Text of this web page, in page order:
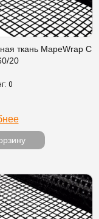
ткань MapeWrap C
20
0